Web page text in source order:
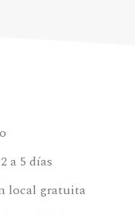
a 5 días
local gratuita